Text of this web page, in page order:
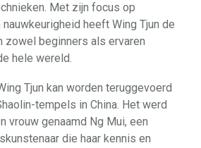
Met zijn focus op
heeft Wing Tjun de
zowel beginners als ervaren
hele wereld.
Tjun kan worden teruggevoerd
tempels in China. Het werd
vrouw genaamd Ng Mui, een
die haar kennis en